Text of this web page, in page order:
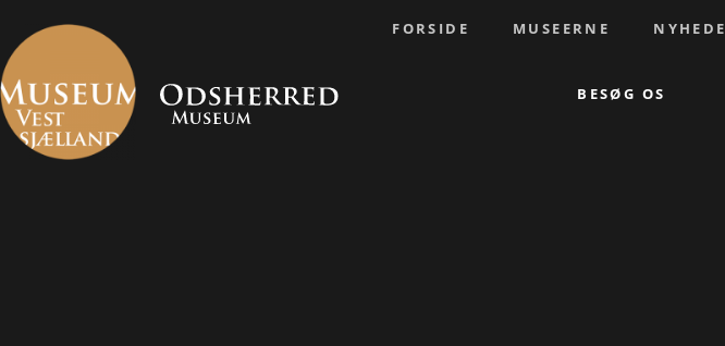
FORSIDE MUSEERNE
BESØG OS